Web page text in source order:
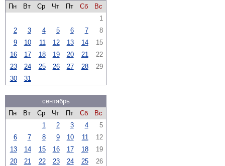
Пн
Вт Ср Чт Пт Сб
Вс
1
2
3 4 5 6 7
8
9
10 11 12 13 14
15
16
17 18 19 20 21
22
23
24 25 26 27 28
29
30
31
сентябрь
Пн
Вт Ср Чт Пт Сб
Вс
1
2 3 4
5
6
7 8 9 10 11
12
13
14 15 16 17 18
19
20
21 22 23 24 25
26